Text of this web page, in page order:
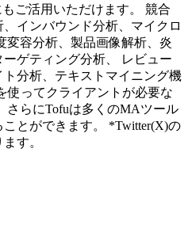
ご活用いただけます。 競合
インバウンド分析、マイクロ
変容分析、製品画像解析、炎
ーゲティング分析、 レビュー
分析、テキストマイニング機
使ってクライアントが必要な
さらにTofuは多くのMAツール
とができます。 *Twitter(X)の
す。